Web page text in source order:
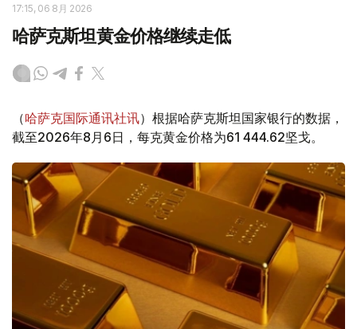
17:15, 06 8月 2026
哈萨克斯坦黄金价格继续走低
（哈萨克国际通讯社讯）根据哈萨克斯坦国家银行的数据，
截至2026年8月6日，每克黄金价格为61 444.62坚戈。